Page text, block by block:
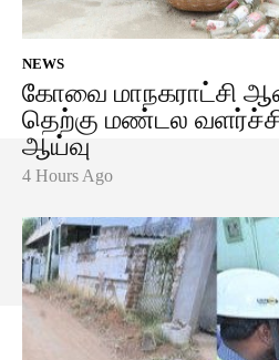
NEWS
கோவை மாநகராட்சி
தெற்கு மண்டல
ஆய்வு
4 Hours Ago